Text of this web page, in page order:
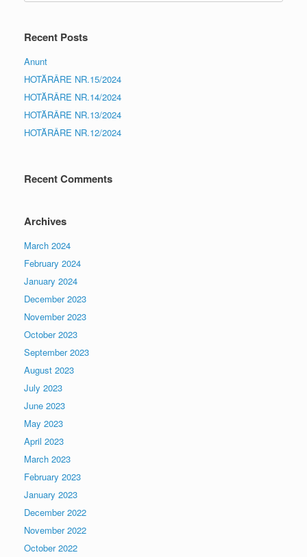
Recent Posts
Anunt
HOTĂRÂRE NR.15/2024
HOTĂRÂRE NR.14/2024
HOTĂRÂRE NR.13/2024
HOTĂRÂRE NR.12/2024
Recent Comments
Archives
March 2024
February 2024
January 2024
December 2023
November 2023
October 2023
September 2023
August 2023
July 2023
June 2023
May 2023
April 2023
March 2023
February 2023
January 2023
December 2022
November 2022
October 2022